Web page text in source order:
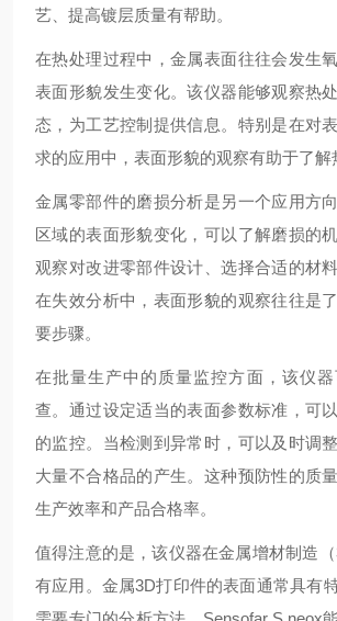
艺、提高镀层质量有帮助。
在热处理过程中，金属表面往往会发生
表面形貌发生变化。该仪器能够观察热
态，为工艺控制提供信息。特别是在对
求的应用中，表面形貌的观察有助于了解
金属零部件的磨损分析是另一个应用方
区域的表面形貌变化，可以了解磨损的
观察对改进零部件设计、选择合适的材
在失效分析中，表面形貌的观察往往是
要步骤。
在批量生产中的质量监控方面，该仪
查。通过设定适当的表面参数标准，可
的监控。当检测到异常时，可以及时调
大量不合格品的产生。这种预防性的质
生产效率和产品合格率。
值得注意的是，该仪器在金属增材制造
有应用。金属3D打印件的表面通常具有